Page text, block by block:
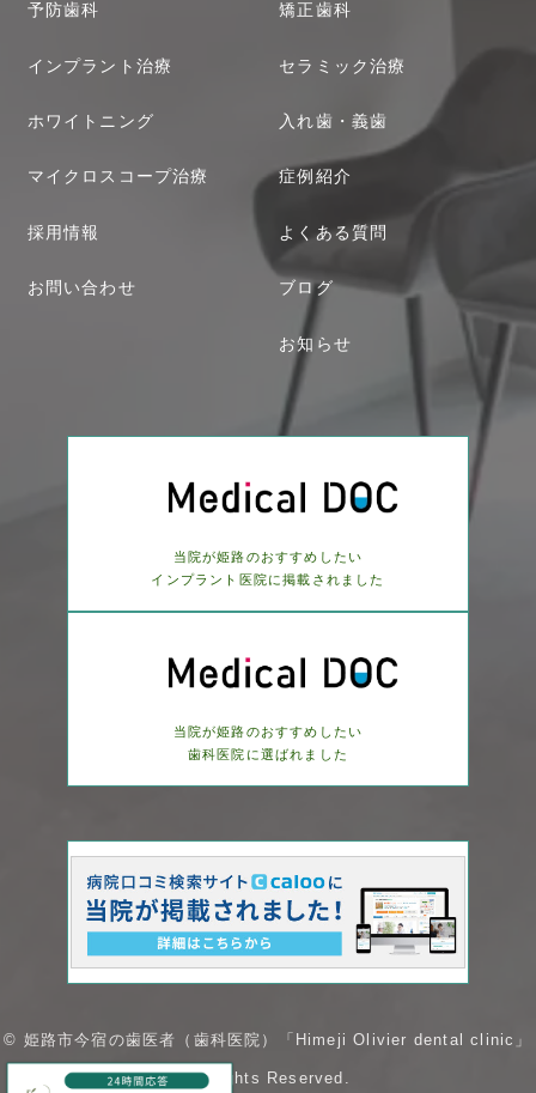
予防歯科 矯正歯科
インプラント治療 セラミック治療
ホワイトニング 入れ歯・義歯
マイクロスコープ治療 症例紹介
採用情報 よくある質問
お問い合わせ ブログ
お知らせ
当院が姫路のおすすめしたい
インプラント医院に掲載されました
当院が姫路のおすすめしたい
歯科医院に選ばれました
© 姫路市今宿の歯医者（歯科医院）「Himeji Olivier dental clinic」
AllRights Reserved.